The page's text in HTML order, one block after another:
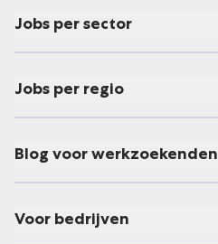
Jobs per sector
Jobs per regio
Blog voor werkzoekenden
Voor bedrijven